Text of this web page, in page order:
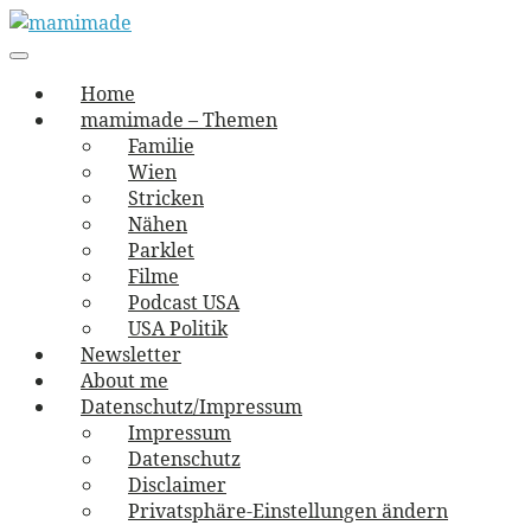
Skip
to
mamimade
vernäht und zugetextet
navigation
Menu
Home
mamimade – Themen
Familie
Wien
Stricken
Nähen
Parklet
Filme
Podcast USA
USA Politik
Newsletter
About me
Datenschutz/Impressum
Impressum
Datenschutz
Disclaimer
Privatsphäre-Einstellungen ändern